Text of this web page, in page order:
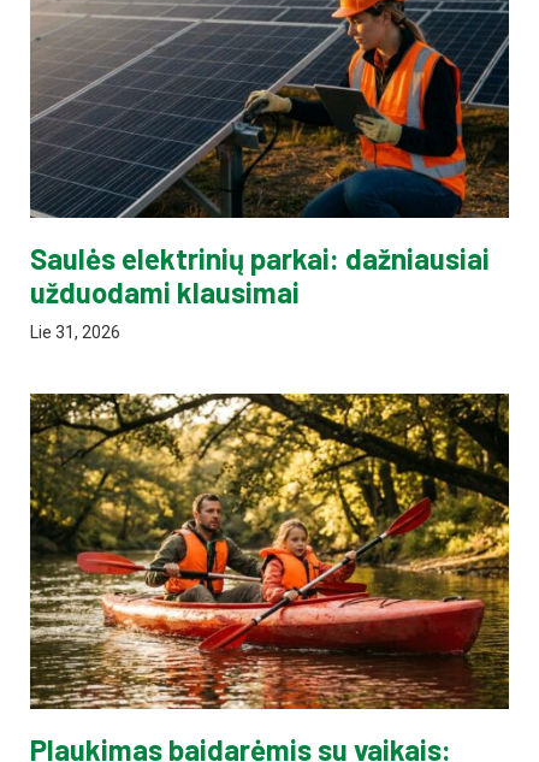
Saulės elektrinių parkai: dažniausiai
užduodami klausimai
Lie 31, 2026
Plaukimas baidarėmis su vaikais: